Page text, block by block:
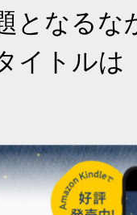
となるな
イトルは